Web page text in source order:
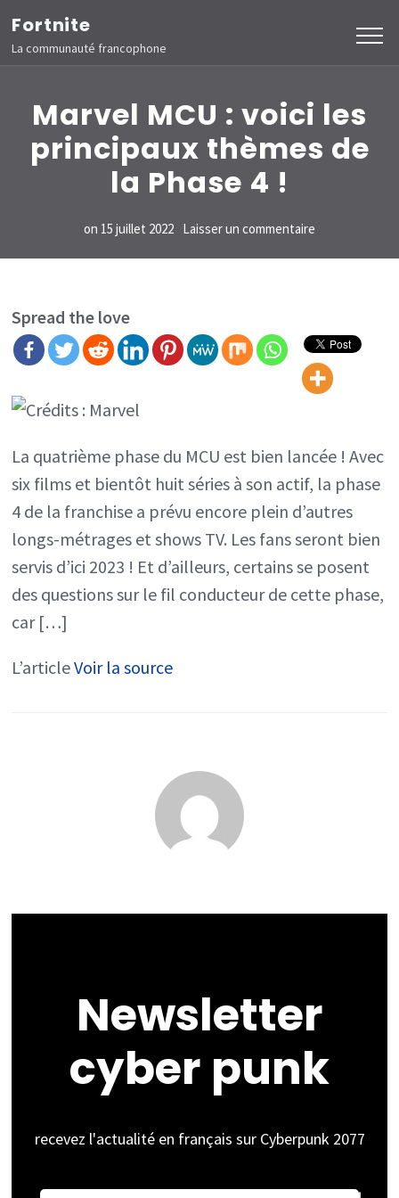
Aller
au
contenu
Entrée)
Fortnite
La communauté francophone
Marvel MCU : voici les
principaux thèmes de
la Phase 4 !
on 15 juillet 2022 Laisser un commentaire
Marvel
les
principaux
thèmes
la
Phase
4 !
Spread the love
La quatrième phase du MCU est bien lancée ! Avec
six films et bientôt huit séries à son actif, la phase
4 de la franchise a prévu encore plein d’autres
longs-métrages et shows TV. Les fans seront bien
servis d’ici 2023 ! Et d’ailleurs, certains se posent
des questions sur le fil conducteur de cette phase,
car […]
L’articleVoir la source
Newsletter
cyber punk
recevez l'actualité en français sur Cyberpunk 2077